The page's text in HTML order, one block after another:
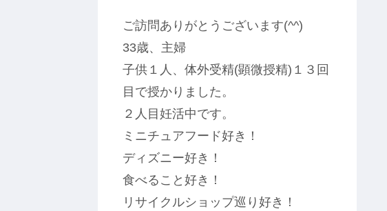
ご訪問ありがとうございます(^^)
33歳、主婦
子供１人、体外受精(顕微授精)１３回
目で授かりました。
２人目妊活中です。
ミニチュアフード好き！
ディズニー好き！
食べること好き！
リサイクルショップ巡り好き！